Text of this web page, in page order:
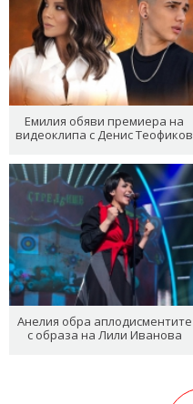
Емилия обяви премиера на
видеоклипа с Денис Теофиков
Анелия обра аплодисментите
с образа на Лили Иванова